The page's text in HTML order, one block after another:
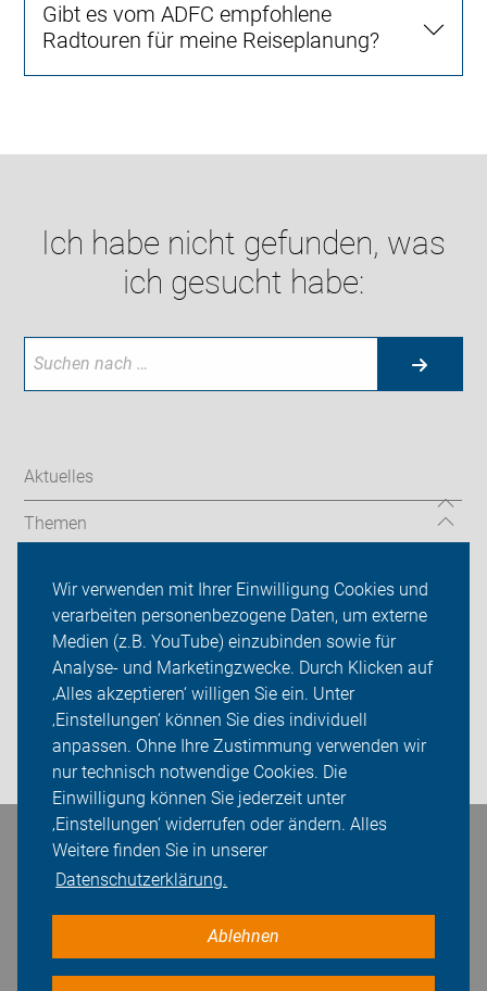
Wir verwenden mit Ihrer Einwilligung Cookies und
verarbeiten personenbezogene Daten, um externe
Medien (z.B. YouTube) einzubinden sowie für
Analyse- und Marketingzwecke. Durch Klicken auf
‚Alles akzeptieren‘ willigen Sie ein. Unter
‚Einstellungen‘ können Sie dies individuell
anpassen. Ohne Ihre Zustimmung verwenden wir
nur technisch notwendige Cookies. Die
Einwilligung können Sie jederzeit unter
‚Einstellungen‘ widerrufen oder ändern. Alles
Weitere finden Sie in unserer
Datenschutzerklärung.
Ablehnen
Gibt es vom ADFC empfohlene
Radtouren für meine Reiseplanung?
Ich habe nicht gefunden, was
ich gesucht habe:
Aktuelles
Themen
ADFC Dorsten
Sei dabei
Presse
Login
Bleiben Sie in Kontakt